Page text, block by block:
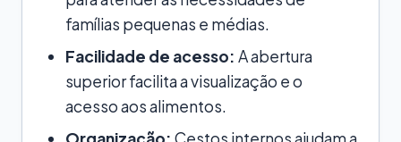
famílias pequenas e médias.
Facilidade de acesso: A abertura
superior facilita a visualização e o
acesso aos alimentos.